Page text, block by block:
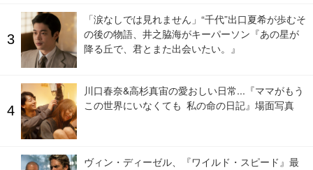
「涙なしでは見れません」“千代”出口夏希が歩むそ
の後の物語、井之脇海がキーパーソン『あの星が
降る丘で、君とまた出会いたい。』
川口春奈&高杉真宙の愛おしい日常...『ママがもう
この世界にいなくても 私の命の日記』場面写真
ヴィン・ディーゼル、『ワイルド・スピード』最